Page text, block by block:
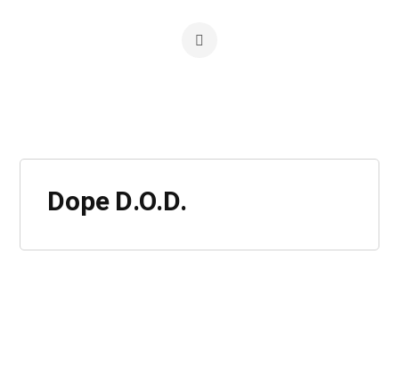
Dope D.O.D.